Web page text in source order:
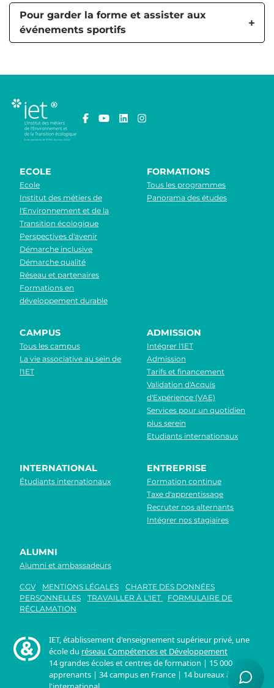
Pour garder la forme et assister aux
événements sportifs
ECOLE
Ecole
Institut des métiers de
l'Environnement et de la
Transition écologique
Perspectives d'avenir
Démarche inclusive
Démarche qualité
Réseau et partenaires
Formations en
développement durable
FORMATIONS
Tous les programmes
Panorama des études
CAMPUS
Tous les campus
La vie associative au sein de
l'IET
ADMISSION
Intégrer l'IET
Admission
Tarifs et financement
Validation d'Acquis
d'Expérience (VAE)
Services pour un quotidien
plus serein
Etudiants internationaux
INTERNATIONAL
Étudiants internationaux
ENTREPRISE
Formation continue
Taxe d'apprentissage
Recruter nos alternants
Intégrer nos stagiaires
ALUMNI
Alumni et ambassadeurs
CGV MENTIONS LÉGALES
CHARTE DES DONNÉES
PERSONNELLES
TRAVAILLER À L'IET
FORMULAIRE DE
RÉCLAMATION